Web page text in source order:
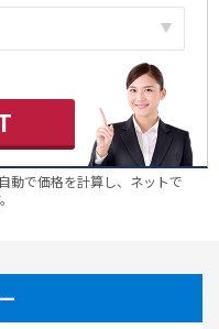
動で価格を計算し、ネットで